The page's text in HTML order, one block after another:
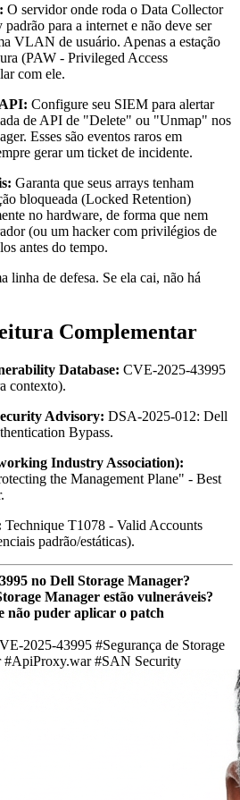
O servidor onde roda o Data Collector
para a internet e não deve ser
VLAN de usuário. Apenas a estação
(PAW - Privileged Access
com ele.
Configure seu SIEM para alertar
de API de "Delete" ou "Unmap" nos
Esses são eventos raros em
gerar um ticket de incidente.
Garanta que seus arrays tenham
bloqueada (Locked Retention)
no hardware, de forma que nem
(ou um hacker com privilégios de
antes do tempo.
linha de defesa. Se ela cai, não há
Complementar
Database: CVE-2025-43995
contexto).
Advisory: DSA-2025-012: Dell
Bypass.
Industry Association):
the Management Plane" - Best
Technique T1078 - Valid Accounts
padrão/estáticas).
no Dell Storage Manager?
Manager estão vulneráveis?
não puder aplicar o patch
2025-43995 #Segurança de Storage
#ApiProxy.war#SAN Security